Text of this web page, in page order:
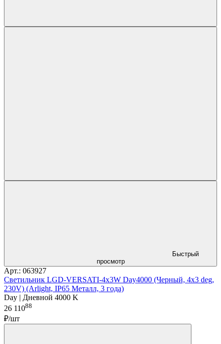
Быстрый
просмотр
Арт.: 063927
Светильник LGD-VERSATI-4x3W Day4000 (Черный, 4x3 deg,
230V) (Arlight, IP65 Металл, 3 года)
Day | Дневной 4000 K
26 11088
₽/шт